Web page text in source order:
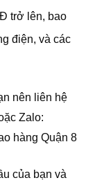
trở lên, bao
điện, và các
nên liên hệ
Zalo:
hàng Quận 8
của bạn và